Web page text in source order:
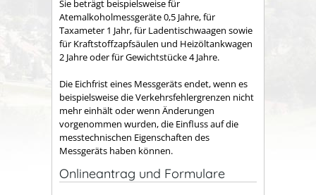
Sie beträgt beispielsweise für
Atemalkoholmessgeräte 0,5 Jahre, für
Taxameter 1 Jahr, für Ladentischwaagen sowie
für Kraftstoffzapfsäulen und Heizöltankwagen
2 Jahre oder für Gewichtstücke 4 Jahre.
Die Eichfrist eines Messgeräts endet, wenn es
beispielsweise die Verkehrsfehlergrenzen nicht
mehr einhält oder wenn Änderungen
vorgenommen wurden, die Einfluss auf die
messtechnischen Eigenschaften des
Messgeräts haben können.
Onlineantrag und Formulare